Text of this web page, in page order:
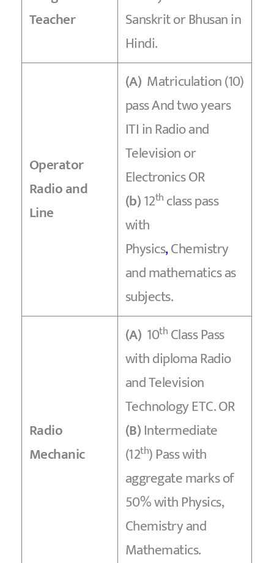
Teacher
Sanskrit or Bhusan in
Hindi.
Operator
Radio and
Line
(A) Matriculation (10)
pass And two years
ITI in Radio and
Television or
Electronics OR
(b)12th class pass
with
Physics,Chemistry
and mathematics as
subjects.
Radio
Mechanic
(A) 10th Class Pass
with diploma Radio
and Television
Technology ETC. OR
(B)Intermediate
(12th) Pass with
aggregate marks of
50% with Physics,
Chemistry and
Mathematics.